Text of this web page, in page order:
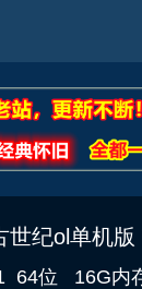
世纪ol单机
64位 16G内